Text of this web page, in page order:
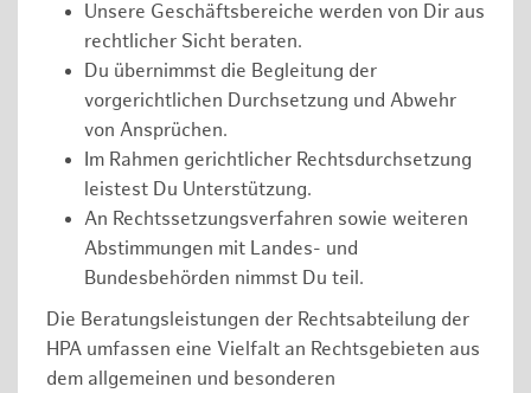
Unsere Geschäftsbereiche werden von Dir aus
rechtlicher Sicht beraten.
Du übernimmst die Begleitung der
vorgerichtlichen Durchsetzung und Abwehr
von Ansprüchen.
Im Rahmen gerichtlicher Rechtsdurchsetzung
leistest Du Unterstützung.
An Rechtssetzungsverfahren sowie weiteren
Abstimmungen mit Landes- und
Bundesbehörden nimmst Du teil.
Die Beratungsleistungen der Rechtsabteilung der
HPA umfassen eine Vielfalt an Rechtsgebieten aus
dem allgemeinen und besonderen